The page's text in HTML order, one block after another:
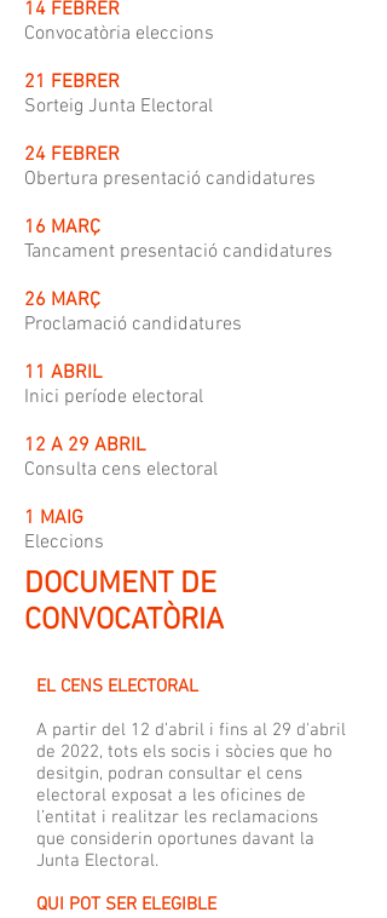
14 FEBRER
Convocatòria eleccions
21 FEBRER
Sorteig Junta Electoral
24 FEBRER
Obertura presentació candidatures
16 MARÇ
Tancament presentació candidatures
26 MARÇ
Proclamació candidatures
11 ABRIL
Inici període electoral
12 A 29 ABRIL
Consulta cens electoral
1 MAIG
Eleccions
DOCUMENT DE
CONVOCATÒRIA
EL CENS ELECTORAL
A partir del 12 d’abril i fins al 29 d'abril
de 2022, tots els socis i sòcies que ho
desitgin, podran consultar el cens
electoral exposat a les oficines de
l’entitat i realitzar les reclamacions
que considerin oportunes davant la
Junta Electoral.
QUI POT SER ELEGIBLE